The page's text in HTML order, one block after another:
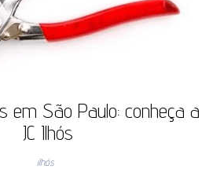
em São Paulo: conheça a
JC Ilhós
ilhós